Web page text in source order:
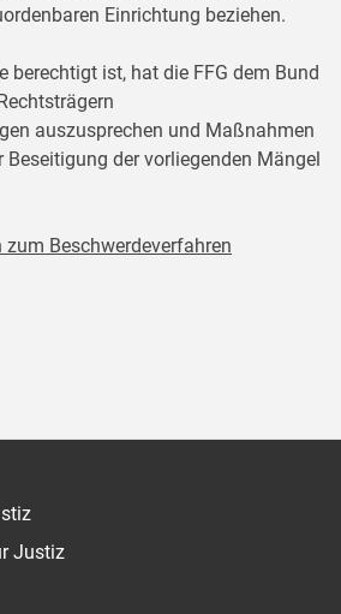
Einrichtung beziehen.
berechtigt ist, hat die FFG dem Bund
auszusprechen und Maßnahmen
der vorliegenden Mängel
Beschwerdeverfahren
Justiz